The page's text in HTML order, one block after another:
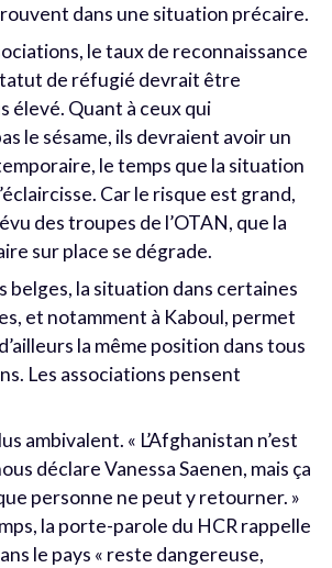
dans une situation précaire.
le taux de reconnaissance
de réfugié devrait être
élevé. Quant à ceux qui
le sésame, ils devraient avoir un
le temps que la situation
Car le risque est grand,
des troupes de l’OTAN, que la
sur place se dégrade.
belges, la situation dans certaines
et notamment à Kaboul, permet
la même position dans tous
Les associations pensent
ambivalent. « L’Afghanistan n’est
déclare Vanessa Saenen, mais ça
personne ne peut y retourner. »
la porte-parole du HCR rappelle
le pays « reste dangereuse,